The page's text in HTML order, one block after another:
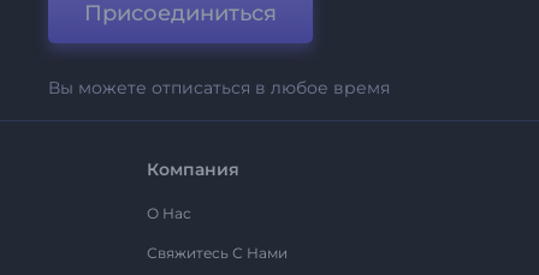
Присоединиться
Вы можете отписаться в любое время
Компания
О Нас
Свяжитесь С Нами